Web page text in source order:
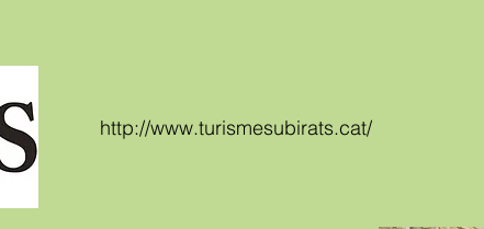
http://www.turismesubirats.cat/